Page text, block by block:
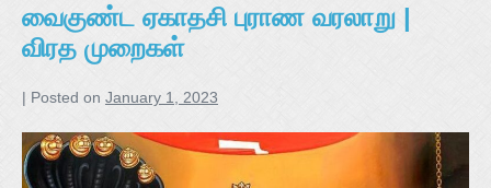
வைகுண்ட ஏகாதசி புராண வரலாறு |
விரத முறைகள்
| Posted on January 1, 2023